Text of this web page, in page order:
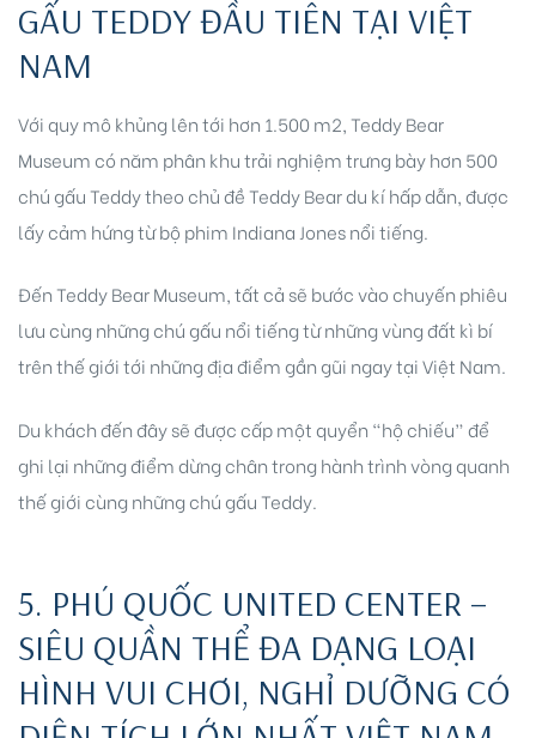
GẤU TEDDY ĐẦU TIÊN TẠI VIỆT
NAM
Với quy mô khủng lên tới hơn 1.500 m2, Teddy Bear
Museum có năm phân khu trải nghiệm trưng bày hơn 500
chú gấu Teddy theo chủ đề Teddy Bear du kí hấp dẫn, được
lấy cảm hứng từ bộ phim Indiana Jones nổi tiếng.
Đến Teddy Bear Museum, tất cả sẽ bước vào chuyến phiêu
lưu cùng những chú gấu nổi tiếng từ những vùng đất kì bí
trên thế giới tới những địa điểm gần gũi ngay tại Việt Nam.
Du khách đến đây sẽ được cấp một quyển “hộ chiếu” để
ghi lại những điểm dừng chân trong hành trình vòng quanh
thế giới cùng những chú gấu Teddy.
5. PHÚ QUỐC UNITED CENTER –
SIÊU QUẦN THỂ ĐA DẠNG LOẠI
HÌNH VUI CHƠI, NGHỈ DƯỠNG CÓ